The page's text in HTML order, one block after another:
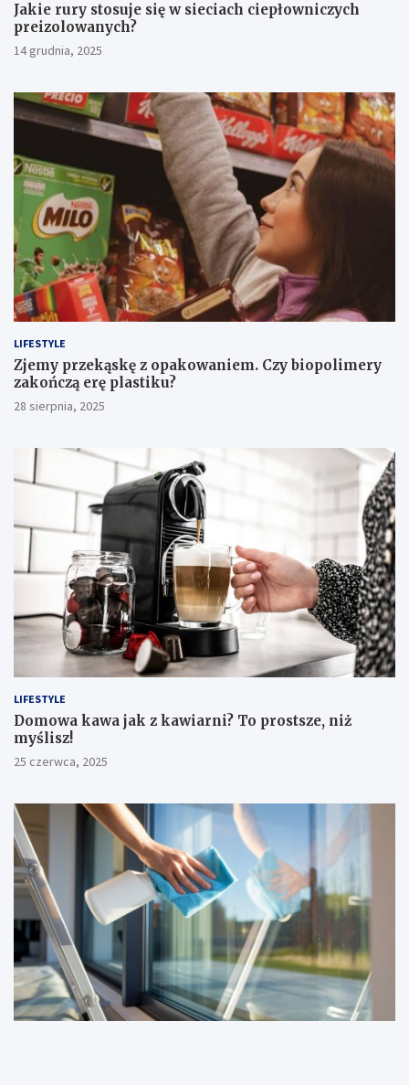
Jakie rury stosuje się w sieciach ciepłowniczych
preizolowanych?
14 grudnia, 2025
LIFESTYLE
Zjemy przekąskę z opakowaniem. Czy biopolimery
zakończą erę plastiku?
28 sierpnia, 2025
LIFESTYLE
​Domowa kawa jak z kawiarni? To prostsze, niż
myślisz!
25 czerwca, 2025